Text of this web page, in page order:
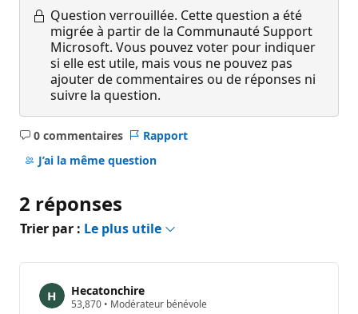
Question verrouillée. Cette question a été
migrée à partir de la Communauté Support
Microsoft. Vous pouvez voter pour indiquer
si elle est utile, mais vous ne pouvez pas
ajouter de commentaires ou de réponses ni
suivre la question.
0 commentaires
Aucun
commentaire
Rapport
J’ai la même question
2 réponses
Trier par : Le plus utile
Hecatonchire
53,870 P• Modérateur bénévole